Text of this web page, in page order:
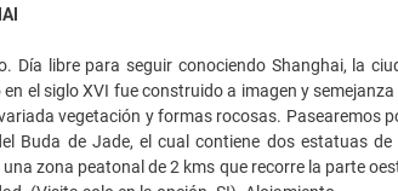
Día libre para seguir conociendo Shanghai, la
en el siglo XVI fue construido a imagen y
vegetación y formas rocosas. Pasearemos
Buda de Jade, el cual contiene dos estatuas
una zona peatonal de 2 kms que recorre la parte